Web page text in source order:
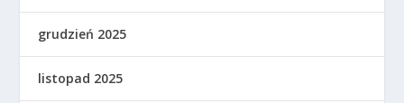
grudzień 2025
listopad 2025